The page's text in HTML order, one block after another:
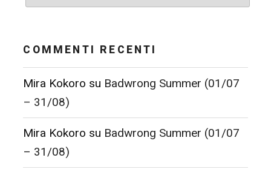
COMMENTI RECENTI
Mira Kokoro su Badwrong Summer (01/07
– 31/08)
Mira Kokoro su Badwrong Summer (01/07
– 31/08)